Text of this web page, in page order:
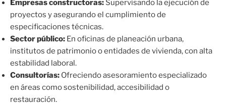
Empresas constructoras:Supervisando la ejecución de
proyectos y asegurando el cumplimiento de
especificaciones técnicas.
Sector público:En oficinas de planeación urbana,
institutos de patrimonio o entidades de vivienda, con alta
estabilidad laboral.
Consultorías:Ofreciendo asesoramiento especializado
en áreas como sostenibilidad, accesibilidad o
restauración.